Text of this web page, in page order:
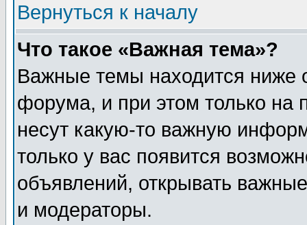
Вернуться к началу
Что такое «Важная тема»?
Важные темы находится ниже
форума, и при этом только на
несут какую-то важную
только у вас появится
объявлений, открывать
и модераторы.